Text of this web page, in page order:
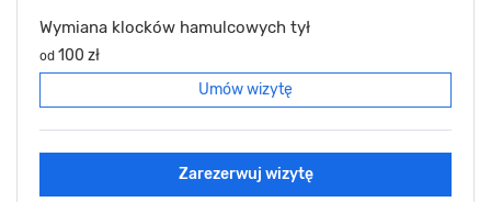
Wymiana klocków hamulcowych tył
od 100 zł
Umów wizytę
Zarezerwuj wizytę